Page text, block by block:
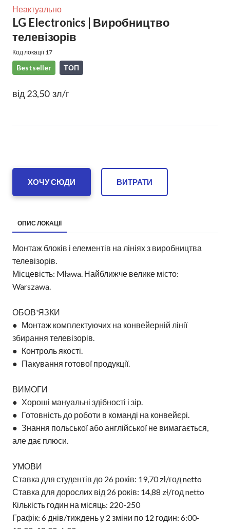
Неактуально
LG Electronics | Виробництво
телевізорів
Код локації 17
Bestseller ТОП
від 23,50  зл/г
ХОЧУ СЮДИ ВИТРАТИ
ОПИС ЛОКАЦІЇ
Монтаж блоків і елементів на лініях з виробництва
телевізорів.
Місцевість: Mława. Найближче велике місто:
Warszawa.
ОБОВ'ЯЗКИ
● Монтаж комплектуючих на конвейерній лінії
збирання телевізорів.
● Контроль якості.
● Пакування готової продукції.
ВИМОГИ
● Хороші мануальні здібності і зір.
● Готовність до роботи в команді на конвейєрі.
● Знання польської або англійської не вимагається,
але дає плюси.
УМОВИ
Ставка для студентів до 26 років: 19,70 zł/год netto
Ставка для дорослих від 26 років: 14,88 zł/год netto
Кількість годин на місяць: 220-250
Графік: 6 днів/тиждень у 2 зміни по 12 годин: 6:00-